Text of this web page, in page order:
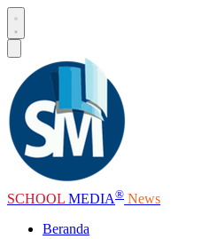
SCHOOL MEDIA® News
Beranda